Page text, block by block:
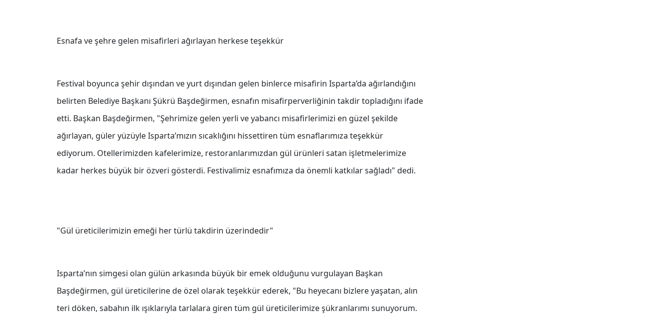
Esnafa ve şehre gelen misafirleri ağırlayan herkese teşekkür
Festival boyunca şehir dışından ve yurt dışından gelen binlerce misafirin Isparta’da ağırlandığını
belirten Belediye Başkanı Şükrü Başdeğirmen, esnafın misafirperverliğinin takdir topladığını ifade
etti. Başkan Başdeğirmen, "Şehrimize gelen yerli ve yabancı misafirlerimizi en güzel şekilde
ağırlayan, güler yüzüyle Isparta’mızın sıcaklığını hissettiren tüm esnaflarımıza teşekkür
ediyorum. Otellerimizden kafelerimize, restoranlarımızdan gül ürünleri satan işletmelerimize
kadar herkes büyük bir özveri gösterdi. Festivalimiz esnafımıza da önemli katkılar sağladı" dedi.
"Gül üreticilerimizin emeği her türlü takdirin üzerindedir"
Isparta’nın simgesi olan gülün arkasında büyük bir emek olduğunu vurgulayan Başkan
Başdeğirmen, gül üreticilerine de özel olarak teşekkür ederek, "Bu heyecanı bizlere yaşatan, alın
teri döken, sabahın ilk ışıklarıyla tarlalara giren tüm gül üreticilerimize şükranlarımı sunuyorum.